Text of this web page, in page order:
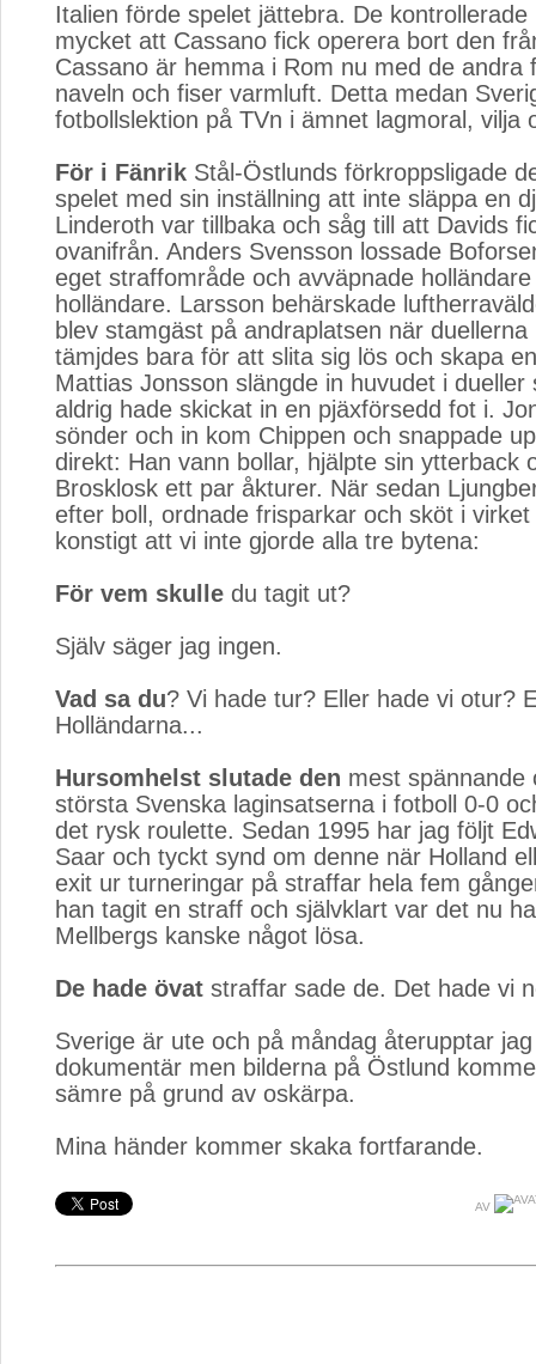
Italien förde spelet jättebra. De kontrollerade
mycket att Cassano fick operera bort den
Cassano är hemma i Rom nu med de andra
naveln och fiser varmluft. Detta medan
fotbollslektion på TVn i ämnet lagmoral, vilja
För i Fänrik Stål-Östlunds förkroppsligade
spelet med sin inställning att inte släppa en
Linderoth var tillbaka och såg till att Davids
ovanifrån. Anders Svensson lossade
eget straffområde och avväpnade
holländare. Larsson behärskade
blev stamgäst på andraplatsen när
tämjdes bara för att slita sig lös och skapa
Mattias Jonsson slängde in huvudet i dueller
aldrig hade skickat in en pjäxförsedd fot i.
sönder och in kom Chippen och snappade
direkt: Han vann bollar, hjälpte sin ytterback
Brosklosk ett par åkturer. När sedan
efter boll, ordnade frisparkar och sköt i
konstigt att vi inte gjorde alla tre bytena:
För vem skulle du tagit ut?
Själv säger jag ingen.
Vad sa du? Vi hade tur? Eller hade vi otur?
Holländarna...
Hursomhelst slutade den mest spännande
största Svenska laginsatserna i fotboll 0-0
det rysk roulette. Sedan 1995 har jag följt
Saar och tyckt synd om denne när Holland
exit ur turneringar på straffar hela fem
han tagit en straff och självklart var det nu
Mellbergs kanske något lösa.
De hade övat straffar sade de. Det hade vi
Sverige är ute och på måndag återupptar
dokumentär men bilderna på Östlund
sämre på grund av oskärpa.
Mina händer kommer skaka fortfarande.
AV